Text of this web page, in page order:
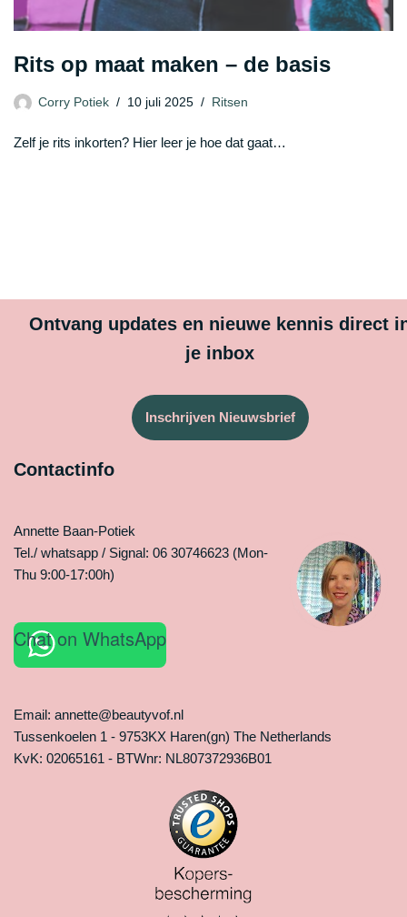
Rits op maat maken – de basis
Corry Potiek 10 juli 2025 Ritsen
Zelf je rits inkorten? Hier leer je hoe dat gaat…
Ontvang updates en nieuwe kennis direct
je inbox
Inschrijven Nieuwsbrief
Contactinfo
Annette Baan-Potiek
Tel./ whatsapp / Signal: 06 30746623 (Mon-
Thu 9:00-17:00h)
Chat on WhatsApp
Email: annette@beautyvof.nl
Tussenkoelen 1 - 9753KX Haren(gn) The Netherlands
KvK: 02065161 - BTWnr: NL807372936B01